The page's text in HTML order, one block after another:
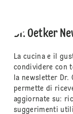
Dr. Oetker
La cucina e il
condividere con
la newsletter Dr.
permette di
aggiornate su:
suggerimenti